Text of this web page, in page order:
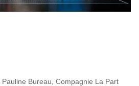
Pauline Bureau Compagnie La Part